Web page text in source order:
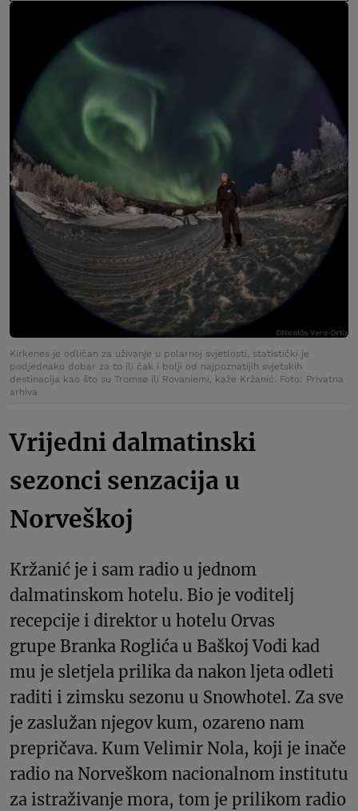
Kirkenes je odličan za uživanje u polarnoj svjetlosti, statistički je
podjednako dobar za to ili čak i bolji od najpoznatijih svjetskih
destinacija kao što su Tromsø ili Rovaniemi, kaže Kržanić. Foto: Privatna
arhiva
Vrijedni dalmatinski
sezonci senzacija u
Norveškoj
Kržanić je i sam radio u jednom
dalmatinskom hotelu. Bio je voditelj
recepcije i direktor u hotelu Orvas
grupe Branka Roglića u Baškoj Vodi kad
mu je sletjela prilika da nakon ljeta odleti
raditi i zimsku sezonu u Snowhotel. Za sve
je zaslužan njegov kum, ozareno nam
prepričava. Kum Velimir Nola, koji je inače
radio na Norveškom nacionalnom institutu
za istraživanje mora, tom je prilikom radio